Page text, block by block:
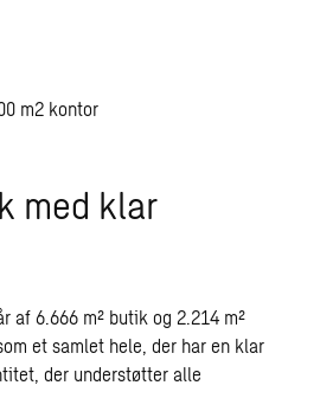
m2 kontor
med klar
af 6.666 m² butik og 2.214 m²
et samlet hele, der har en klar
der understøtter alle